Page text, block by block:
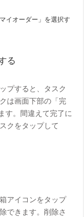
イオーダー」を選択す
る
プすると、タスク
は画面下部の「完
す。間違えて完了に
クをタップして
アイコンをタップ
できます。削除さ